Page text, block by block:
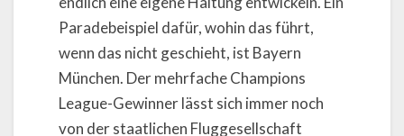
Paradebeispiel dafür, wohin das führt,
wenn das nicht geschieht, ist Bayern
München. Der mehrfache Champions
League-Gewinner lässt sich immer noch
von der staatlichen Fluggesellschaft